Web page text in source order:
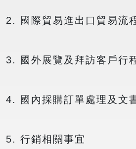
2. 國際貿易進出口貿易流
3. 國外展覽及拜訪客戶行
4. 國內採購訂單處理及文
5. 行銷相關事宜